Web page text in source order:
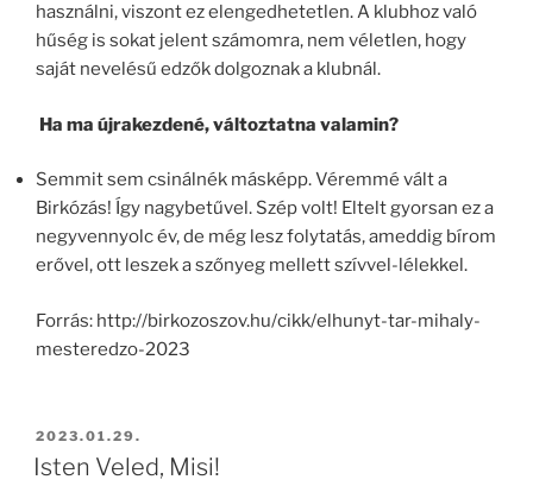
használni, viszont ez elengedhetetlen. A klubhoz való
hűség is sokat jelent számomra, nem véletlen, hogy
saját nevelésű edzők dolgoznak a klubnál.
Ha ma újrakezdené, változtatna valamin?
Semmit sem csinálnék másképp. Véremmé vált a
Birkózás! Így nagybetűvel. Szép volt! Eltelt gyorsan ez a
negyvennyolc év, de még lesz folytatás, ameddig bírom
erővel, ott leszek a szőnyeg mellett szívvel-lélekkel.
Forrás: http://birkozoszov.hu/cikk/elhunyt-tar-mihaly-
mesteredzo-2023
BEKÜLDVE:
2023.01.29.
Isten Veled, Misi!